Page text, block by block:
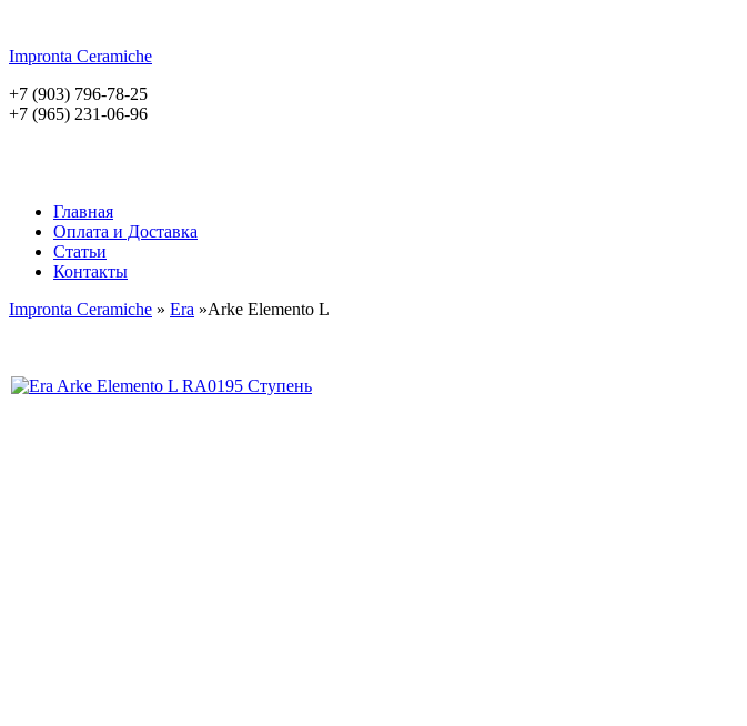
Impronta Ceramiche
+7 (903) 796-78-25
+7 (965) 231-06-96
Главная
Оплата и Доставка
Статьи
Контакты
Impronta Ceramiche » Era »Arke Elemento L